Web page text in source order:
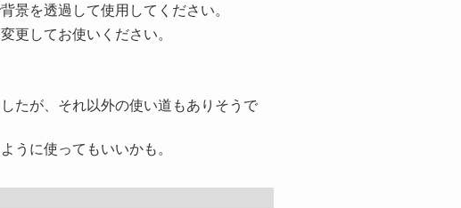
景を透過して使用してください。
更してお使いください。
たが、それ以外の使い道もありそうで
うに使ってもいいかも。